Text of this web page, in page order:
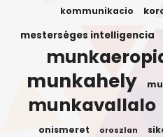
kommunikacio
mesterséges intelligencia
munkahely
munkavallalo
onismeret oroszlan